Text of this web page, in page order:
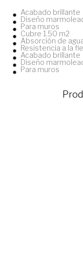
Acabado brillante
Diseño
Para muros
Cubre 1.50 m2
Absorción de
Resistencia a la
Acabado brillante
Diseño
Para muros